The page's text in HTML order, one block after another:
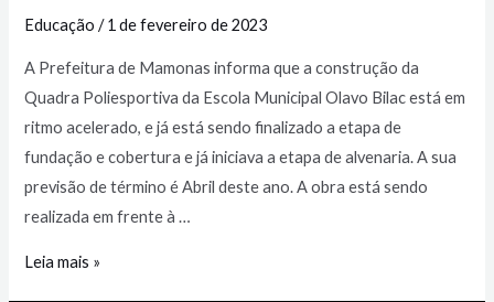
Educação /1 de fevereiro de 2023
A Prefeitura de Mamonas informa que a construção da
Quadra Poliesportiva da Escola Municipal Olavo Bilac está em
ritmo acelerado, e já está sendo finalizado a etapa de
fundação e cobertura e já iniciava a etapa de alvenaria. A sua
previsão de término é Abril deste ano. A obra está sendo
realizada em frente à …
Leia mais »